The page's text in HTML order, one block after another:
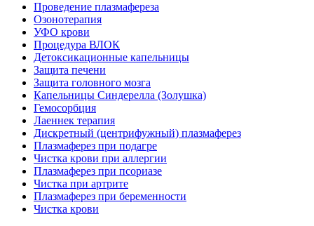
Проведение плазмафереза
Озонотерапия
УФО крови
Процедура ВЛОК
Детоксикационные капельницы
Защита печени
Защита головного мозга
Капельницы Синдерелла (Золушка)
Гемосорбция
Лаеннек терапия
Дискретный (центрифужный) плазмаферез
Плазмаферез при подагре
Чистка крови при аллергии
Плазмаферез при псориазе
Чистка при артрите
Плазмаферез при беременности
Чистка крови